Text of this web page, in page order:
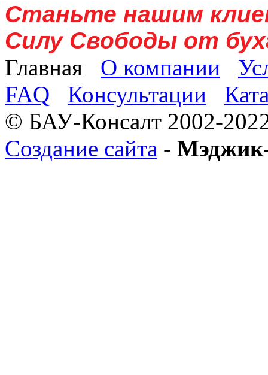
Станьте нашим
Силу Свободы от
Главная
О компании
FAQ
Консультации
© БАУ-Консалт 2002-
Создание сайта -